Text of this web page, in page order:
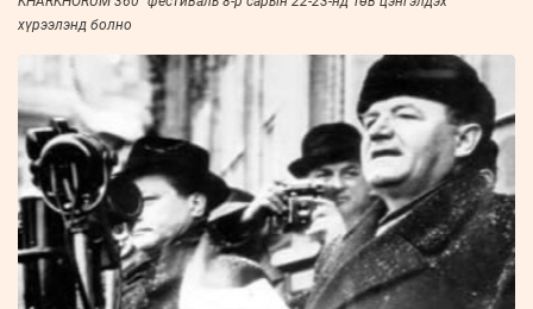
хүрээлэнд болно